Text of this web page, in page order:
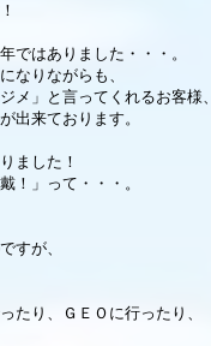
ではありました・・・。
なりながらも、
メ」と言ってくれるお客様、
出来ております。
ました！
！」って・・・。
すが、
たり、ＧＥＯに行ったり、